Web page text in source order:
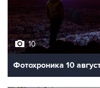
10
Фотохроника 10